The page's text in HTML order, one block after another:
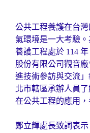
公共工程養護在台
氣環境是一大考驗
養護工程處於 114
股份有限公司觀音
進技術參訪與交流
北市轄區承辦人員
在公共工程的應用，
鄭立輝處長致詞表示